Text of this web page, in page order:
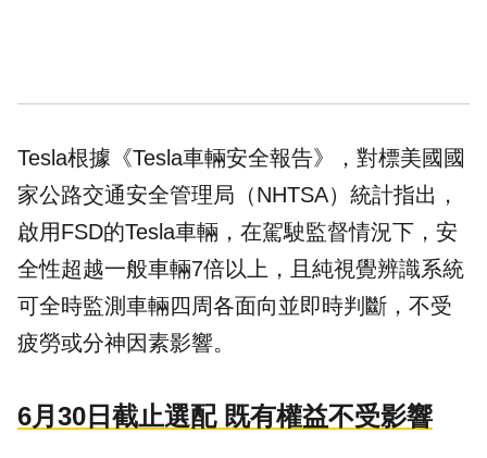
Tesla根據《Tesla車輛安全報告》，對標美國國
家公路交通安全管理局（NHTSA）統計指出，
啟用FSD的Tesla車輛，在駕駛監督情況下，安
全性超越一般車輛7倍以上，且純視覺辨識系統
可全時監測車輛四周各面向並即時判斷，不受
疲勞或分神因素影響。
6月30日截止選配 既有權益不受影響